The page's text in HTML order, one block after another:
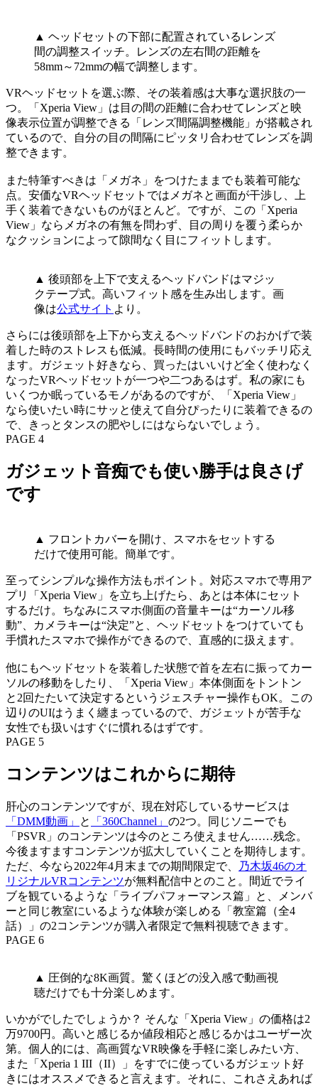
▲ ヘッドセットの下部に配置されているレンズ
間の調整スイッチ。レンズの左右間の距離を
58mm～72mmの幅で調整します。
VRヘッドセットを選ぶ際、その装着感は大事な選択肢の一
つ。「Xperia View」は目の間の距離に合わせてレンズと映
像表示位置が調整できる「レンズ間隔調整機能」が搭載され
ているので、自分の目の間隔にピッタリ合わせてレンズを調
整できます。
また特筆すべきは「メガネ」をつけたままでも装着可能な
点。安価なVRヘッドセットではメガネと画面が干渉し、上
手く装着できないものがほとんど。ですが、この「Xperia
View」ならメガネの有無を問わず、目の周りを覆う柔らか
なクッションによって隙間なく目にフィットします。
▲ 後頭部を上下で支えるヘッドバンドはマジッ
クテープ式。高いフィット感を生み出します。画
像は公式サイト より。
さらには後頭部を上下から支えるヘッドバンドのおかげで装
着した時のストレスも低減。長時間の使用にもバッチリ応え
ます。ガジェット好きなら、買ったはいいけど全く使わなく
なったVRヘッドセットが一つや二つあるはず。私の家にも
いくつか眠っているモノがあるのですが、「Xperia View」
なら使いたい時にサッと使えて自分ぴったりに装着できるの
で、きっとタンスの肥やしにはならないでしょう。
PAGE 4
ガジェット音痴でも使い勝手は良さげ
です
▲ フロントカバーを開け、スマホをセットする
だけで使用可能。簡単です。
至ってシンプルな操作方法もポイント。対応スマホで専用ア
プリ「Xperia View」を立ち上げたら、あとは本体にセット
するだけ。ちなみにスマホ側面の音量キーは“カーソル移
動”、カメラキーは“決定”と、ヘッドセットをつけていても
手慣れたスマホで操作ができるので、直感的に扱えます。
他にもヘッドセットを装着した状態で首を左右に振ってカー
ソルの移動をしたり、「Xperia View」本体側面をトントン
と2回たたいて決定するというジェスチャー操作もOK。この
辺りのUIはうまく纏まっているので、ガジェットが苦手な
女性でも扱いはすぐに慣れるはずです。
PAGE 5
コンテンツはこれからに期待
肝心のコンテンツですが、現在対応しているサービスは
「DMM動画」
と 「360Channel」 の2つ。同じソニーでも
「PSVR」のコンテンツは今のところ使えません……残念。
今後ますますコンテンツが拡大していくことを期待します。
ただ、今なら2022年4月末までの期間限定で、
乃木坂46のオ
リジナルVRコンテンツが無料配信中とのこと。間近でライ
ブを観ているような「ライブパフォーマンス篇」と、メンバ
ーと同じ教室にいるような体験が楽しめる「教室篇（全4
話）」の2コンテンツが購入者限定で無料視聴できます。
PAGE 6
▲ 圧倒的な8K画質。驚くほどの没入感で動画視
聴だけでも十分楽しめます。
いかがでしたでしょうか？ そんな「Xperia View」の価格は2
万9700円。高いと感じるか値段相応と感じるかはユーザー次
第。個人的には、高画質なVR映像を手軽に楽しみたい方、
また「Xperia 1 III（II）」をすでに使っているガジェット好
きにはオススメできると言えます。それに、これさえあれば